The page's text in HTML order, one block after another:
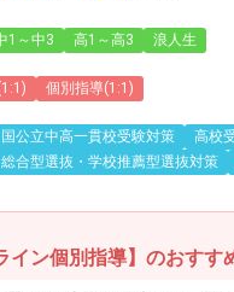
1～中3 高1～高3 浪人生
個別指導(1:1)
国公立中高一貫校受験対策 高校
総合型選抜・学校推薦型選抜対策
イン個別指導】のおすす